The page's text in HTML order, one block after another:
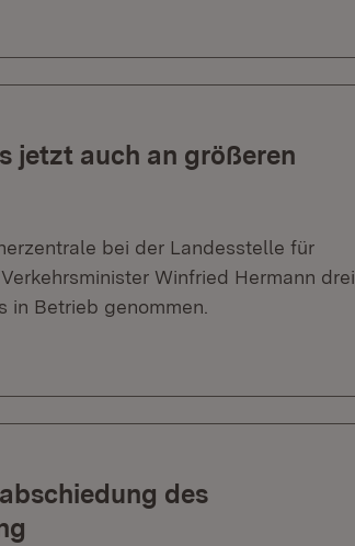
jetzt auch an größeren
bei der Landesstelle für
Winfried Hermann drei
Betrieb genommen.
des